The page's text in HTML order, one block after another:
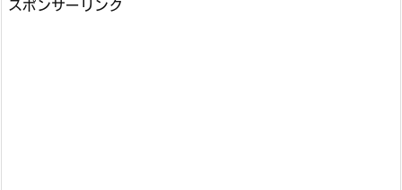
スポンサーリンク